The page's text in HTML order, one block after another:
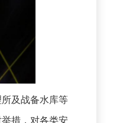
及战备水库等
措，对各类安